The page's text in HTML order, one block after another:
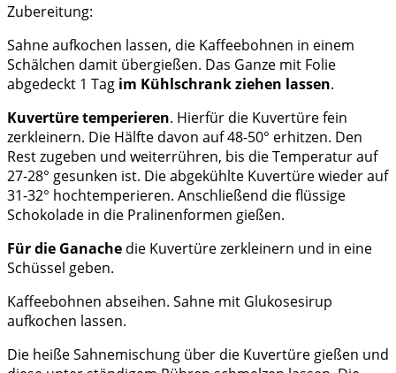
Zubereitung:
Sahne aufkochen lassen, die Kaffeebohnen in einem
Schälchen damit übergießen. Das Ganze mit Folie
abgedeckt 1 Tag im Kühlschrank ziehen lassen.
Kuvertüre temperieren. Hierfür die Kuvertüre fein
zerkleinern. Die Hälfte davon auf 48-50° erhitzen. Den
Rest zugeben und weiterrühren, bis die Temperatur auf
27-28° gesunken ist. Die abgekühlte Kuvertüre wieder auf
31-32° hochtemperieren. Anschließend die flüssige
Schokolade in die Pralinenformen gießen.
Für die Ganache die Kuvertüre zerkleinern und in eine
Schüssel geben.
Kaffeebohnen abseihen. Sahne mit Glukosesirup
aufkochen lassen.
Die heiße Sahnemischung über die Kuvertüre gießen und